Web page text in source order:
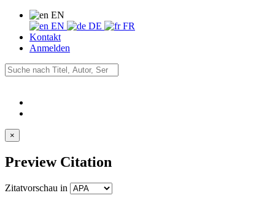
EN
EN
DE
FR
Kontakt
Anmelden
×
Preview Citation
Zitatvorschau in